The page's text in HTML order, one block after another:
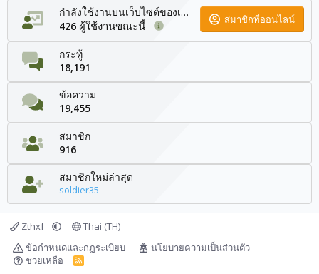
กำลังใช้งานบนเว็บไซต์ของเรา
426 ผู้ใช้งานขณะนี้ สมาชิกที่ออนไลน์
กระทู้
18,191
ข้อความ
19,455
สมาชิก
916
สมาชิกใหม่ล่าสุด
soldier35
Zthxf
Thai (TH)
ข้อกำหนดและกฎระเบียบ
นโยบายความเป็นส่วนตัว
ช่วยเหลือ
R
S